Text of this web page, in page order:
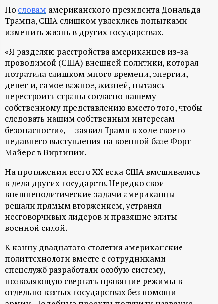
Н
-
и
н
ф
о
м
а
ц
и
о
По словам американского президента Дональда
Трампа, США слишком увлеклись попытками
изменить жизнь в других государствах.
«Я разделяю расстройства американцев из-за
проводимой (США) внешней политики, которая
потратила слишком много времени, энергии,
денег и, самое важное, жизней, пытаясь
перестроить страны согласно нашему
собственному представлению вместо того, чтобы
следовать нашим собственным интересам
безопасности», — заявил Трамп в ходе своего
недавнего выступления на военной базе Форт-
Майерс в Виргинии.
На протяжении всего XX века США вмешивались
в дела других государств. Нередко свои
внешнеполитические задачи американцы
решали прямым вторжением, устраняя
несговорчивых лидеров и правящие элиты
военной силой.
К концу двадцатого столетия американские
политтехнологи вместе с сотрудниками
спецслужб разработали особую систему,
позволяющую свергать правящие режимы в
отдельно взятых государствах без помощи